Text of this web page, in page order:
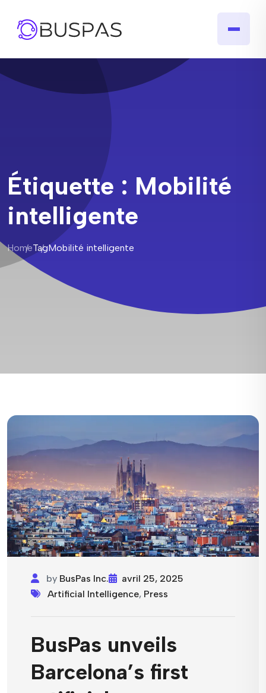
Étiquette : Mobilité
intelligente
HomeTagMobilité intelligente
by BusPas Inc.
avril 25, 2025
Artificial Intelligence, Press
BusPas unveils
Barcelona’s first